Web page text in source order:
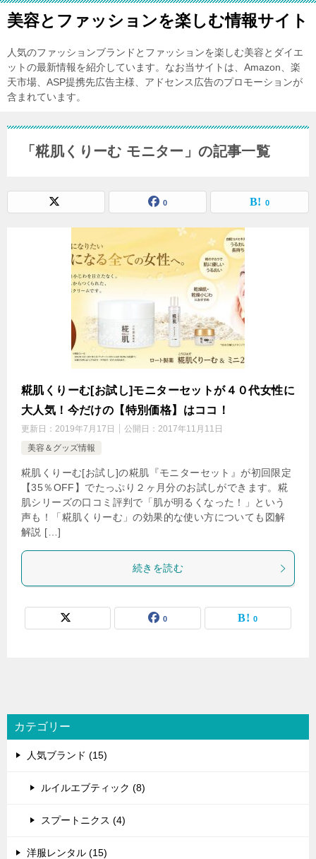
美容とファッションを楽しむ情報サイト
人気のファッションブランドとファッションを楽しむ美容とダイエ
ットの最新情報を紹介しています。なお当サイトは、Amazon、楽
天市場、ASP提携先広告主様、アドセンス広告のプロモーションが
含まれています。
「糀肌くりーむ モニター」の記事一覧
0 0
糀肌くりーむ[お試し]モニターセットが４０代女性に
大人気！今だけの【特別価格】はココ！
更新日： 2019年7月17日 公開日： 2017年11月11日
美容＆グッズ情報
糀肌くりーむ[お試し]の糀肌『モニターセット』が初回限定
【35％OFF】でたっぷり２ヶ月分のお試しができます。糀
肌シリーズの口コミ評判で「肌が明るくなった！」という
声も！「糀肌くりーむ」の効果的な使い方についても図解
解説 […]
続きを読む
0 0
カテゴリー
人気ブランド (15)
ルイルエブティック (8)
スプートニクス (4)
洋服レンタル (15)